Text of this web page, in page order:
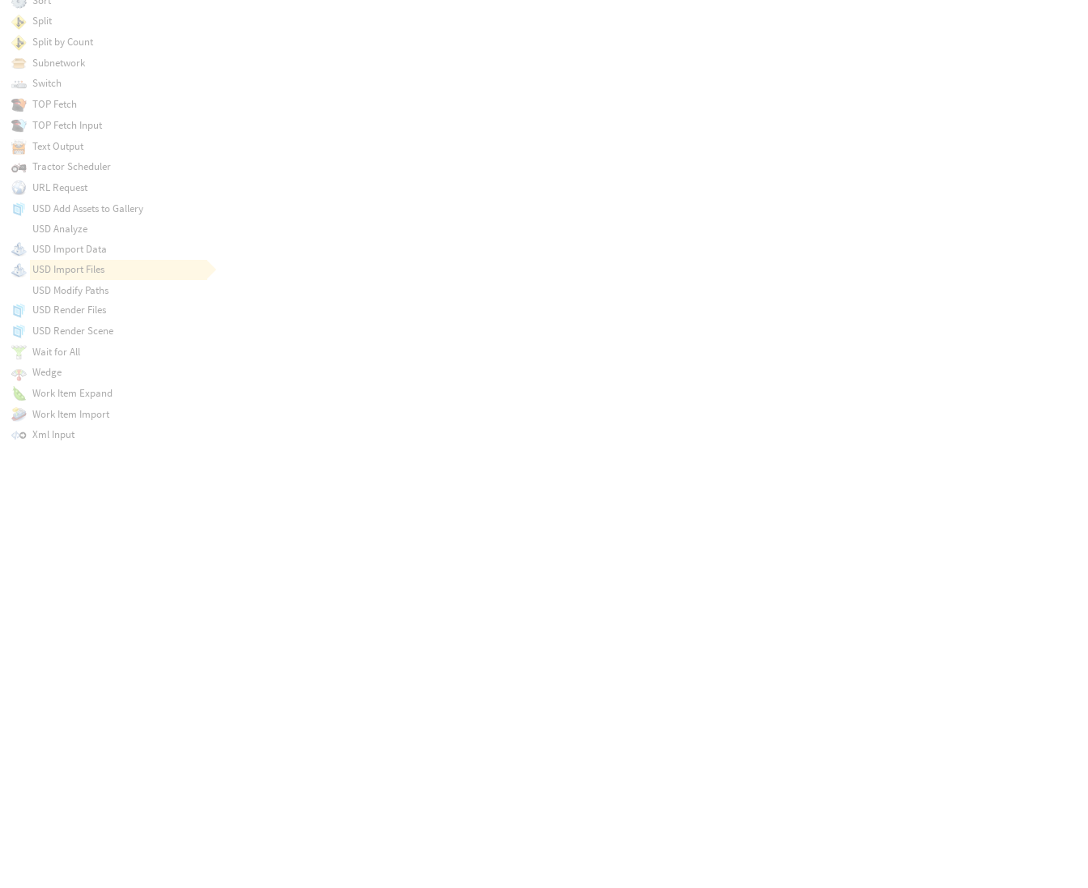
Split
Split by Count
Subnetwork
Switch
TOP Fetch
TOP Fetch Input
Text Output
Tractor Scheduler
URL Request
USD Add Assets to Gallery
USD Analyze
USD Import Data
USD Import Files
USD Modify Paths
USD Render Files
USD Render Scene
Wait for All
Wedge
Work Item Expand
Work Item Import
Xml Input